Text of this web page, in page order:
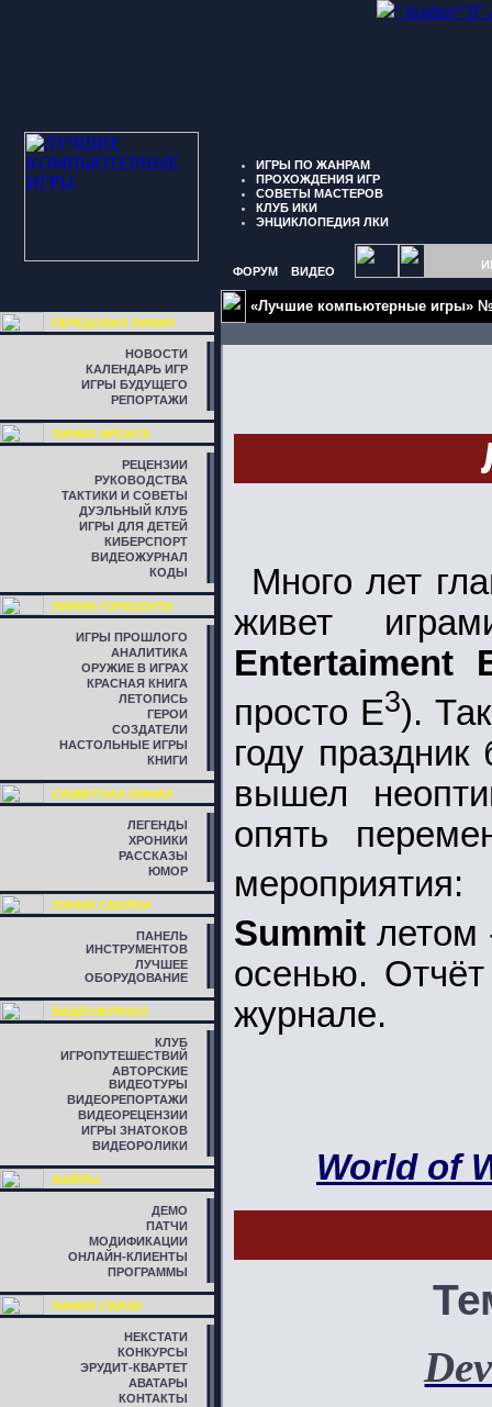
" border="0"
ИГРЫ ПО ЖАНРАМ
ПРОХОЖДЕНИЯ ИГР
СОВЕТЫ МАСТЕРОВ
КЛУБ ИКИ
ЭНЦИКЛОПЕДИЯ ЛКИ
ФОРУМ ВИДЕО
ПЕРЕДОВАЯ ЛИНИЯ
НОВОСТИ
КАЛЕНДАРЬ ИГР
ИГРЫ БУДУЩЕГО
РЕПОРТАЖИ
ЛИНИЯ ФРОНТА
РЕЦЕНЗИИ
РУКОВОДСТВА
ТАКТИКИ И СОВЕТЫ
ДУЭЛЬНЫЙ КЛУБ
ИГРЫ ДЛЯ ДЕТЕЙ
КИБЕРСПОРТ
ВИДЕОЖУРНАЛ
КОДЫ
ЛИНИЯ ГОРИЗОНТА
ИГРЫ ПРОШЛОГО
АНАЛИТИКА
ОРУЖИЕ В ИГРАХ
КРАСНАЯ КНИГА
ЛЕТОПИСЬ
ГЕРОИ
СОЗДАТЕЛИ
НАСТОЛЬНЫЕ ИГРЫ
КНИГИ
СЮЖЕТНАЯ ЛИНИЯ
ЛЕГЕНДЫ
ХРОНИКИ
РАССКАЗЫ
ЮМОР
ЛИНИЯ СБОРКИ
ПАНЕЛЬ
ИНСТРУМЕНТОВ
ЛУЧШЕЕ
ОБОРУДОВАНИЕ
ВИДЕОЖУРНАЛ
КЛУБ
ИГРОПУТЕШЕСТВИЙ
АВТОРСКИЕ
ВИДЕОТУРЫ
ВИДЕОРЕПОРТАЖИ
ВИДЕОРЕЦЕНЗИИ
ИГРЫ ЗНАТОКОВ
ВИДЕОРОЛИКИ
ФАЙЛЫ
ДЕМО
ПАТЧИ
МОДИФИКАЦИИ
ОНЛАЙН-КЛИЕНТЫ
ПРОГРАММЫ
ЛИНИЯ СВЯЗИ
НЕКСТАТИ
КОНКУРСЫ
ЭРУДИТ-КВАРТЕТ
АВАТАРЫ
КОНТАКТЫ
«Лучшие компьютерные игры»
Много лет
живет
Entertaiment
просто E3).
году
вышел
опять
Summit летом
осенью.
журнале.
World of